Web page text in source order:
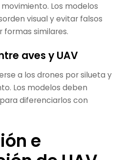
Los modelos
visual y evitar falsos
formas similares.
aves y UAV
a los drones por silueta y
Los modelos deben
diferenciarlos con
e